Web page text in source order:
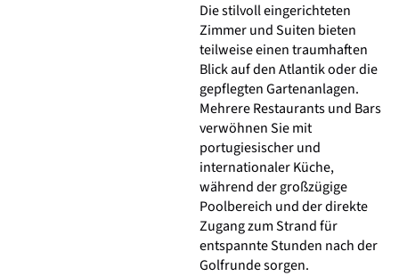
Die stilvoll eingerichteten
Zimmer und Suiten bieten
teilweise einen traumhaften
Blick auf den Atlantik oder die
gepflegten Gartenanlagen.
Mehrere Restaurants und Bars
verwöhnen Sie mit
portugiesischer und
internationaler Küche,
während der großzügige
Poolbereich und der direkte
Zugang zum Strand für
entspannte Stunden nach der
Golfrunde sorgen.